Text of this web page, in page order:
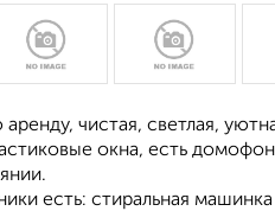
чистая, светлая,
окна, есть
есть: стиральная